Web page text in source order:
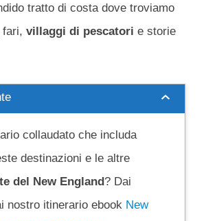
tratto di costa dove troviamo
fari, villaggi di pescatori e storie
collaudato che includa
destinazioni e le altre
del New England? Dai
nostro itinerario ebook New